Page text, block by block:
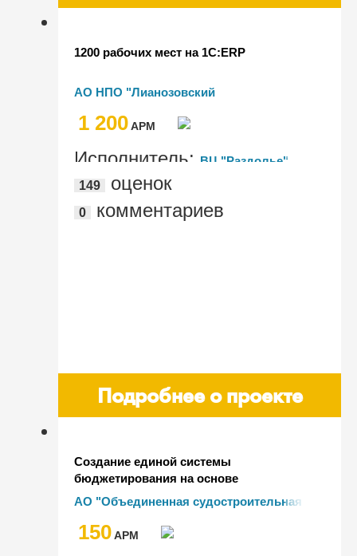
1200 рабочих мест на 1С:ERP
АО НПО "Лианозовский
1 200AРМ
Исполнитель: ВЦ "Раздолье"
149
оценок
0 комментариев
Подробнее о проекте
Создание единой системы
бюджетирования на основе
"1С:Управление холдингом 8" в АО
"Объединенная судостроительная
корпорация" (АО "ОСК")
АО "Объединенная судостроительная
150AРМ